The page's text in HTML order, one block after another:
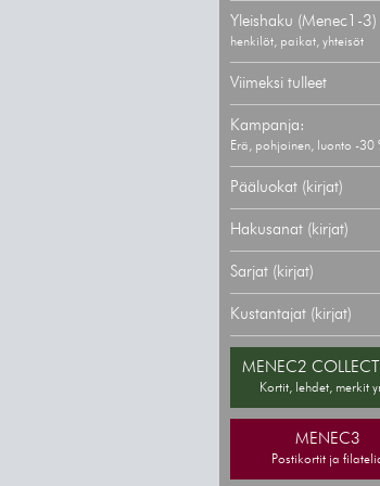
Yleishaku (Menec1-3)
henkilöt, paikat, yhteisöt
Viimeksi tulleet
Kampanja:
Erä, pohjoinen, luonto -30
Pääluokat (kirjat)
Hakusanat (kirjat)
Sarjat (kirjat)
Kustantajat (kirjat)
MENEC2
Kortit, lehdet, merkit
MENEC3
Postikortit ja